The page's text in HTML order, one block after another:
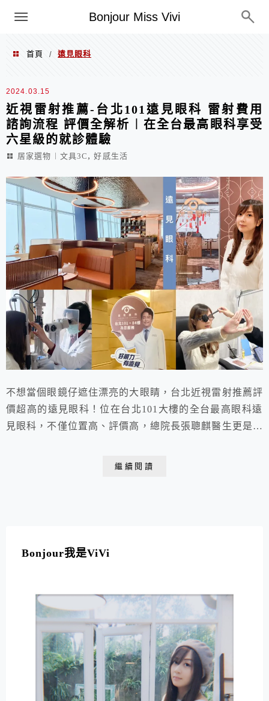
Bonjour Miss Vivi
選單
首頁 / 遠見眼科
遠見眼科
2024.03.15
近視雷射推薦-台北101遠見眼科 雷射費用
諮詢流程 評價全解析︱在全台最高眼科享受
六星級的就診體驗
居家選物︱文具3C ,好感生活
不想當個眼鏡仔遮住漂亮的大眼睛，台北近視雷射推薦評
價超高的遠見眼科！位在台北101大樓的全台最高眼科遠
見眼科，不僅位置高、評價高，總院長張聰麒醫生更是眼
繼續閱讀
Bonjour我是ViVi